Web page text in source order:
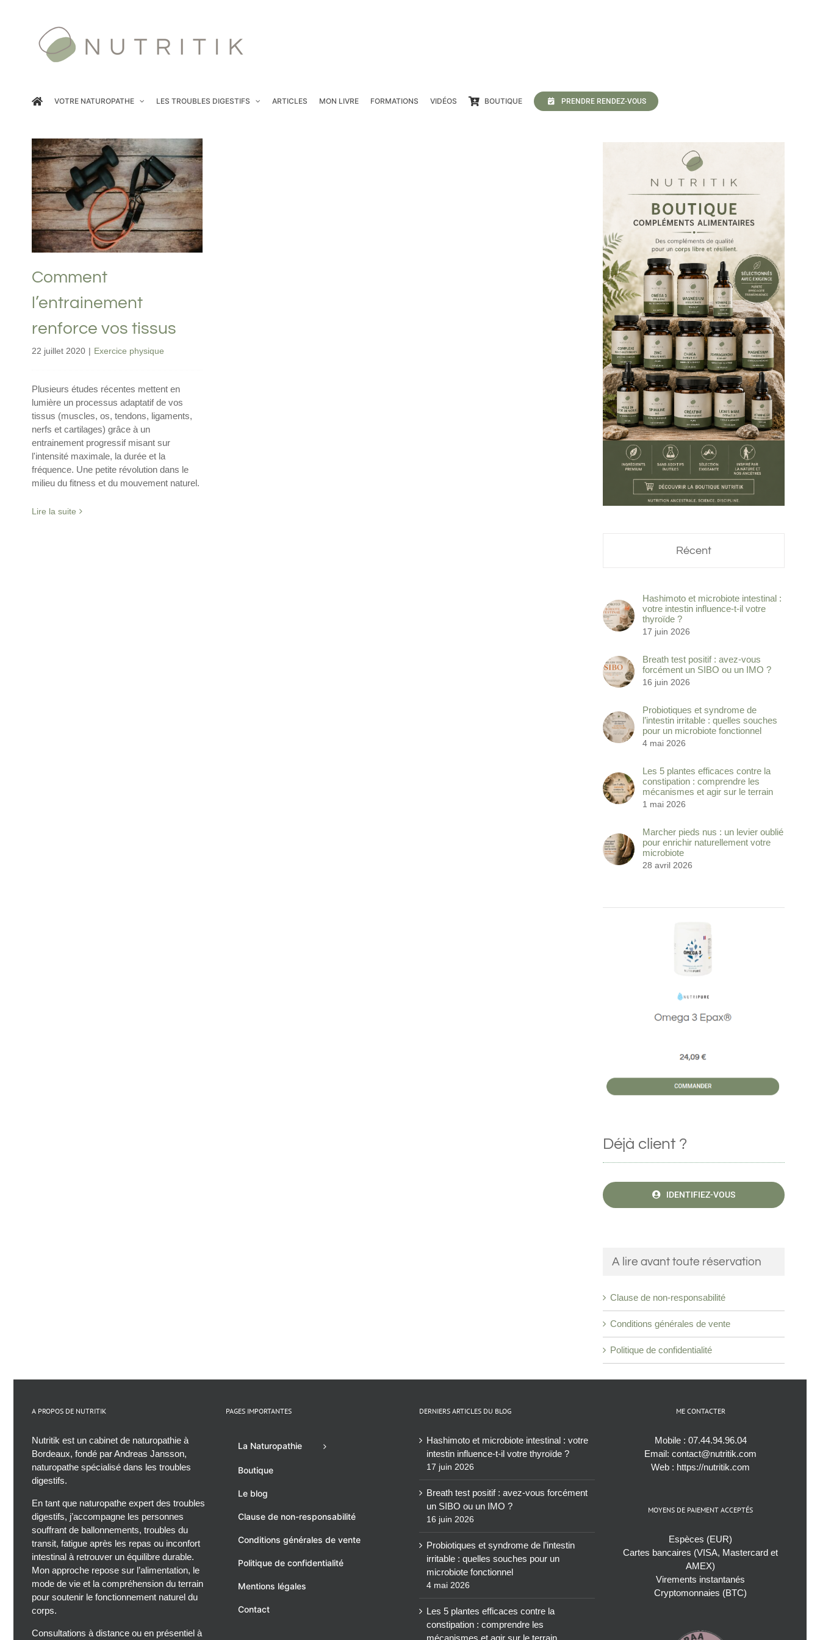
VOTRE NATUROPATHE LES TROUBLES DIGESTIFS ARTICLES MON LIVRE FORMATIONS VIDÉOS BOUTIQUE PRENDRE RENDEZ-VOUS
Comment l’entrainement
renforce vos tissus
Exercice physique
Comment
l’entrainement
renforce vos tissus
22 juillet 2020 | Exercice physique
Plusieurs études récentes mettent en
lumière un processus adaptatif de vos
tissus (muscles, os, tendons, ligaments,
nerfs et cartilages) grâce à un
entrainement progressif misant sur
l'intensité maximale, la durée et la
fréquence. Une petite révolution dans le
milieu du fitness et du mouvement naturel.
Lire la suite
Récent
Hashimoto et microbiote intestinal :
votre intestin influence-t-il votre
thyroïde ?
17 juin 2026
Breath test positif : avez-vous
forcément un SIBO ou un IMO ?
16 juin 2026
Probiotiques et syndrome de
l’intestin irritable : quelles souches
pour un microbiote fonctionnel
4 mai 2026
Les 5 plantes efficaces contre la
constipation : comprendre les
mécanismes et agir sur le terrain
1 mai 2026
Marcher pieds nus : un levier oublié
pour enrichir naturellement votre
microbiote
28 avril 2026
Déjà client ?
IDENTIFIEZ-VOUS
A lire avant toute réservation
Clause de non-responsabilité
Conditions générales de vente
Politique de confidentialité
A PROPOS DE NUTRITIK
Nutritik est un cabinet de naturopathie à
Bordeaux, fondé par Andreas Jansson,
naturopathe spécialisé dans les troubles
digestifs.
En tant que naturopathe expert des troubles
digestifs, j’accompagne les personnes
souffrant de ballonnements, troubles du
transit, fatigue après les repas ou inconfort
intestinal à retrouver un équilibre durable.
Mon approche repose sur l’alimentation, le
mode de vie et la compréhension du terrain
pour soutenir le fonctionnement naturel du
corps.
Consultations à distance ou en présentiel à
PAGES IMPORTANTES
La Naturopathie
Boutique
Le blog
Clause de non-responsabilité
Conditions générales de vente
Politique de confidentialité
Mentions légales
Contact
DERNIERS ARTICLES DU BLOG
Hashimoto et microbiote intestinal : votre
intestin influence-t-il votre thyroïde ?
17 juin 2026
Breath test positif : avez-vous forcément
un SIBO ou un IMO ?
16 juin 2026
Probiotiques et syndrome de l’intestin
irritable : quelles souches pour un
microbiote fonctionnel
4 mai 2026
Les 5 plantes efficaces contre la
constipation : comprendre les
mécanismes et agir sur le terrain
ME CONTACTER
Mobile : 07.44.94.96.04
Email:contact@nutritik.com
Web : https://nutritik.com
MOYENS DE PAIEMENT ACCEPTÉS
Espèces (EUR)
Cartes bancaires (VISA, Mastercard et
AMEX)
Virements instantanés
Cryptomonnaies (BTC)